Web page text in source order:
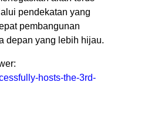
pendekatan yang
pembangunan
depan yang lebih hijau.
hosts-the-3rd-